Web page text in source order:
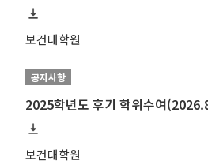
보건대학원
공지사항
보건대학원